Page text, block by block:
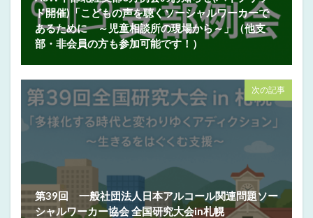
ド開催)「こどもの声を聴くソーシャルワーカーで
あるために ～児童相談所の現場から～」（他支
部・非会員の方も参加可能です！）
次の記事
第39回 一般社団法人日本アルコール関連問題ソー
シャルワーカー協会 全国研究大会in札幌